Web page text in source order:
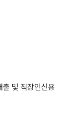
출 및 직장인신용